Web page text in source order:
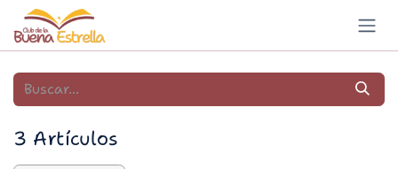
Ir al contenido
3 Artículos